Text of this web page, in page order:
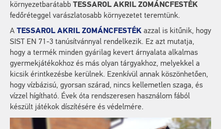
környezetbarátabb TESSAROL AKRIL ZOMÁNCFESTÉK
fedőréteggel varászlatosabb környezetet teremtünk.
A TESSAROL AKRIL ZOMÁNCFESTÉK azzal is kitűnik, hogy
SIST EN 71-3 tanúsítvánnyal rendelkezik. Ez azt mutatja,
hogy a termék minden gyárilag kevert árnyalata alkalmas
gyermekjátékokhoz és más olyan tárgyakhoz, melyekkel a
kicsik érintkezésbe kerülnek. Ezenkívül annak köszönhetően,
hogy vízbázisú, gyorsan szárad, nincs kellemetlen szaga, és
vízzel hígítható. Évek óta rendszeresen használom fából
készült játékok díszítésére és védelmére.